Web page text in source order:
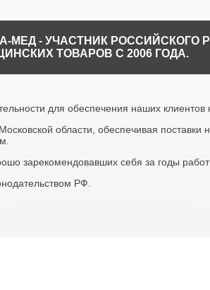
МЕД - УЧАСТНИК РОССИЙСКОГО
ТОВАРОВ С 2006 ГОДА.
для обеспечения наших клиентов
области, обеспечивая поставки
зарекомендовавших себя за годы
РФ.